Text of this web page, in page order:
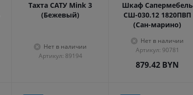
Тахта САТУ Mink 3
(Бежевый)
Нет в наличии
Артикул: 89194
Шкаф Сапермебель
СШ-030.12 1820ПВП
(Сан-марино)
Нет в наличии
Артикул: 90781
879.42 BYN